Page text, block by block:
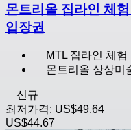
몬트리올 집라인 체
입장권
MTL 집라인 체험
몬트리올 상상미
신규
최저가격: US$49.64
US$44.67